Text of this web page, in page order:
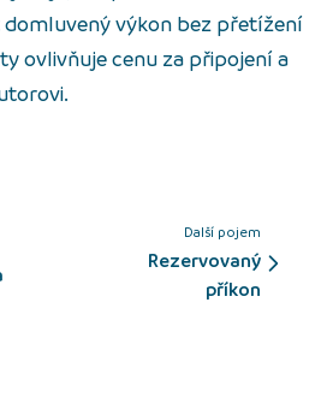
výkon bez přetížení
ovlivňuje cenu za připojení a
Další pojem
rezervovaný
příkon